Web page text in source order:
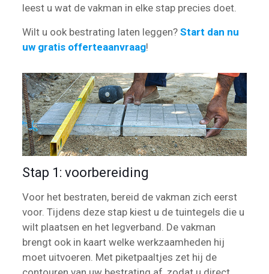
leest u wat de vakman in elke stap precies doet.
Wilt u ook bestrating laten leggen? Start dan nu
uw gratis offerteaanvraag!
Stap 1: voorbereiding
Voor het bestraten, bereid de vakman zich eerst
voor. Tijdens deze stap kiest u de tuintegels die u
wilt plaatsen en het legverband. De vakman
brengt ook in kaart welke werkzaamheden hij
moet uitvoeren. Met piketpaaltjes zet hij de